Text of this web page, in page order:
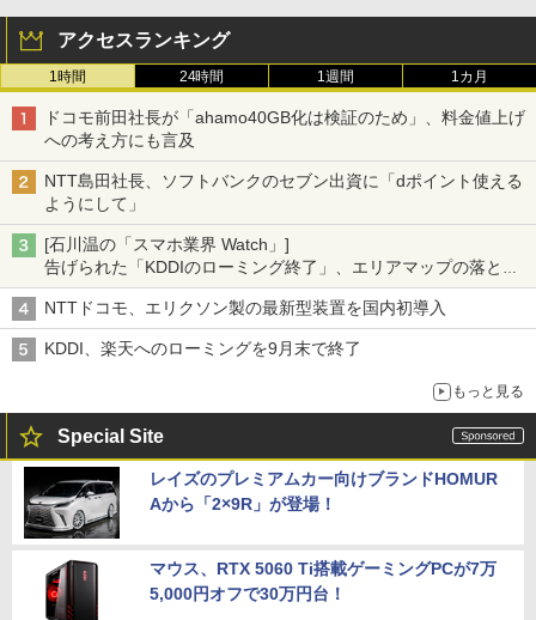
アクセスランキング
1時間 24時間 1週間 1カ月
ドコモ前田社長が「ahamo40GB化は検証のため」、料金値上げ
への考え方にも言及
NTT島田社長、ソフトバンクのセブン出資に「dポイント使える
ようにして」
[石川温の「スマホ業界 Watch」]
告げられた「KDDIのローミング終了」、エリアマップの落とし
穴と楽天モバイルの課題
NTTドコモ、エリクソン製の最新型装置を国内初導入
KDDI、楽天へのローミングを9月末で終了
もっと見る
Special Site
レイズのプレミアムカー向けブランドHOMUR
Aから「2×9R」が登場！
マウス、RTX 5060 Ti搭載ゲーミングPCが7万
5,000円オフで30万円台！